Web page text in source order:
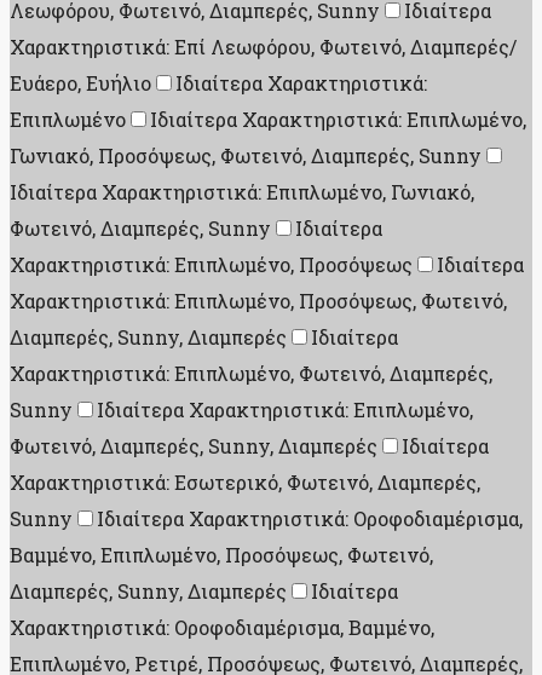
Λεωφόρου, Φωτεινό, Διαμπερές, Sunny
Ιδιαίτερα
Χαρακτηριστικά: Επί Λεωφόρου, Φωτεινό, Διαμπερές/
Ευάερο, Ευήλιο
Ιδιαίτερα Χαρακτηριστικά:
Επιπλωμένο
Ιδιαίτερα Χαρακτηριστικά: Επιπλωμένο,
Γωνιακό, Προσόψεως, Φωτεινό, Διαμπερές, Sunny
Ιδιαίτερα Χαρακτηριστικά: Επιπλωμένο, Γωνιακό,
Φωτεινό, Διαμπερές, Sunny
Ιδιαίτερα
Χαρακτηριστικά: Επιπλωμένο, Προσόψεως
Ιδιαίτερα
Χαρακτηριστικά: Επιπλωμένο, Προσόψεως, Φωτεινό,
Διαμπερές, Sunny, Διαμπερές
Ιδιαίτερα
Χαρακτηριστικά: Επιπλωμένο, Φωτεινό, Διαμπερές,
Sunny
Ιδιαίτερα Χαρακτηριστικά: Επιπλωμένο,
Φωτεινό, Διαμπερές, Sunny, Διαμπερές
Ιδιαίτερα
Χαρακτηριστικά: Εσωτερικό, Φωτεινό, Διαμπερές,
Sunny
Ιδιαίτερα Χαρακτηριστικά: Οροφοδιαμέρισμα,
Βαμμένο, Επιπλωμένο, Προσόψεως, Φωτεινό,
Διαμπερές, Sunny, Διαμπερές
Ιδιαίτερα
Χαρακτηριστικά: Οροφοδιαμέρισμα, Βαμμένο,
Επιπλωμένο, Ρετιρέ, Προσόψεως, Φωτεινό, Διαμπερές,